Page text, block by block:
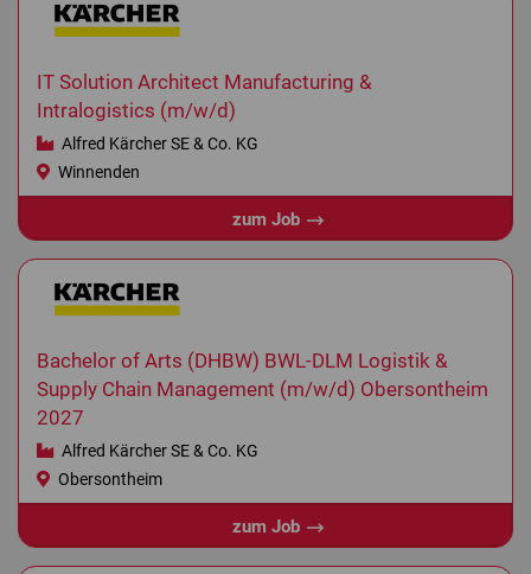
IT Solution Architect Manufacturing &
Intralogistics (m/w/d)
Alfred Kärcher SE & Co. KG
Winnenden
zum Job
Bachelor of Arts (DHBW) BWL-DLM Logistik &
Supply Chain Management (m/w/d) Obersontheim
2027
Alfred Kärcher SE & Co. KG
Obersontheim
zum Job